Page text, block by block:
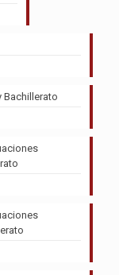
Bachillerato